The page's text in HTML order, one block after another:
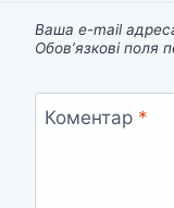
Ваша e-mail
Обов’язкові поля
Коментар *